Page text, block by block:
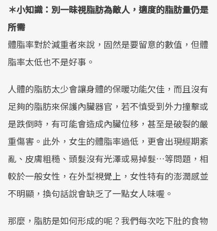
＊小知識：別一昧視脂肪為敵人，適度的脂肪量仍是
所需
體脂率對於減重者來說，固然是要留意的數值，但體
脂率太低也不是好事。
人體的脂肪太少會讓身體的保暖功能欠佳，而且沒有
足夠的脂肪來保護內臟器官，若不慎受到外力撞擊或
是跌倒時，有可能會造成內臟位移，甚至是破裂的嚴
重傷害。此外，女生的體脂率過低，更會出現經期紊
亂、皮膚粗糙、頭髮沒有光澤或易掉髮…等問題，相
較於一般女性，在外型視覺上，女性特有的澎潤感並
不明顯，換句話說會缺乏了一點女人味喔。
那麼，脂肪是如何形成的呢？我們每次吃下肚的食物